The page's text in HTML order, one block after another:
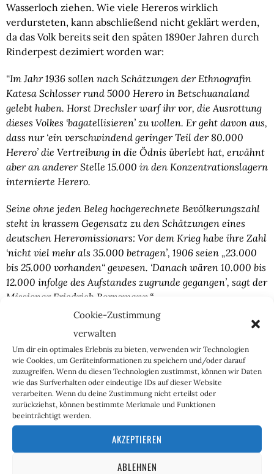
Cookie-Zustimmung
verwalten
Um dir ein optimales Erlebnis zu bieten, verwenden wir Technologien
wie Cookies, um Geräteinformationen zu speichern und/oder darauf
zuzugreifen. Wenn du diesen Technologien zustimmst, können wir Daten
wie das Surfverhalten oder eindeutige IDs auf dieser Website
verarbeiten. Wenn du deine Zustimmung nicht erteilst oder
zurückziehst, können bestimmte Merkmale und Funktionen
beeinträchtigt werden.
AKZEPTIEREN
ABLEHNEN
Wasserloch ziehen. Wie viele Hereros wirklich
verdursteten, kann abschließend nicht geklärt werden,
da das Volk bereits seit den späten 1890er Jahren durch
Rinderpest dezimiert worden war:
“Im Jahr 1936 sollen nach Schätzungen der Ethnografin
Katesa Schlosser rund 5000 Herero in Betschuanaland
gelebt haben. Horst Drechsler warf ihr vor, die Ausrottung
dieses Volkes ‘bagatellisieren’ zu wollen. Er geht davon aus,
dass nur ‘ein verschwindend geringer Teil der 80.000
Herero’ die Vertreibung in die Ödnis überlebt hat, erwähnt
aber an anderer Stelle 15.000 in den Konzentrationslagern
internierte Herero.
Seine ohne jeden Beleg hochgerechnete Bevölkerungszahl
steht in krassem Gegensatz zu den Schätzungen eines
deutschen Hereromissionars: Vor dem Krieg habe ihre Zahl
‘nicht viel mehr als 35.000 betragen’, 1906 seien „23.000
bis 25.000 vorhanden“ gewesen. ‘Danach wären 10.000 bis
12.000 infolge des Aufstandes zugrunde gegangen’, sagt der
Missionar Friedrich Bernsmann.“
Gibt es also eine absolute, historische Wahrheit zum Jahr
1905? Natürlich nicht, aber die Geschichtswissenschaft
kann nur versuchen, Licht in das Dunkel zu bringen.
Dass dabei allerdings politische Motive die tatsächliche
Wissenschaft überdecken, und sie zum Spielball der
Interessengruppen wird, sollte jedem klar sein.
War es juristisch betrachtet Völkermord?
Immerhin gib es aus juristischer bzw. völkerrechtlicher
Sicht etwas Handfestes; im Jahre 2016 kam der mit einem